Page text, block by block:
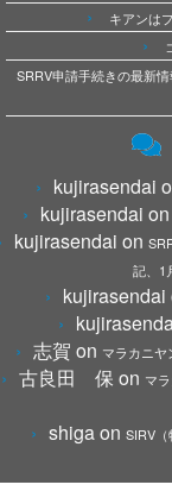
キアンは
SRRV申請手続きの最新
kujirasendai
kujirasendai on
kujirasendai on
記、1
kujirasendai
志賀 on マラカニ
古良田 保 on マ
shigaon SIRV